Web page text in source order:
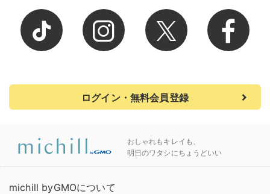
ログイン・無料会員登録
おしゃれもキレイも、
明日のワタシにちょうどいい
michill byGMOについて